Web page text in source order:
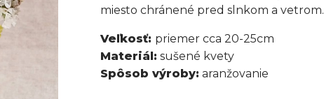
miesto chránené pred slnkom a vetrom.
Veľkosť: priemer cca 20-25cm
Materiál: sušené kvety
Spôsob výroby: aranžovanie